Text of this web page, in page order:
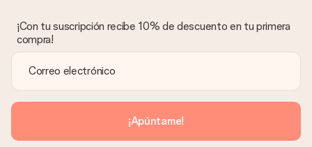
asunto contigo. Ponte en contacto con nuestro equipo de
atención al cliente por teléfono, correo electrónico o chat y
buscaremos una solución adecuada para ti.
¿Se envía la factura junto con el pedido?
La factura y cualquier otra información relativa a tu regalo se
enviará únicamente por correo electrónico. El regalo se enviará
sin ninguna información adicional Así, evitaremos que la
persona que recibe el regalo la vea. ¡No le enviaremos nada
más que su increíble regalo! ¿Quieres que sepa quién se lo
¡Con tu suscripción recibe 10% de descuento en tu primera
compra!
¡Apúntame!